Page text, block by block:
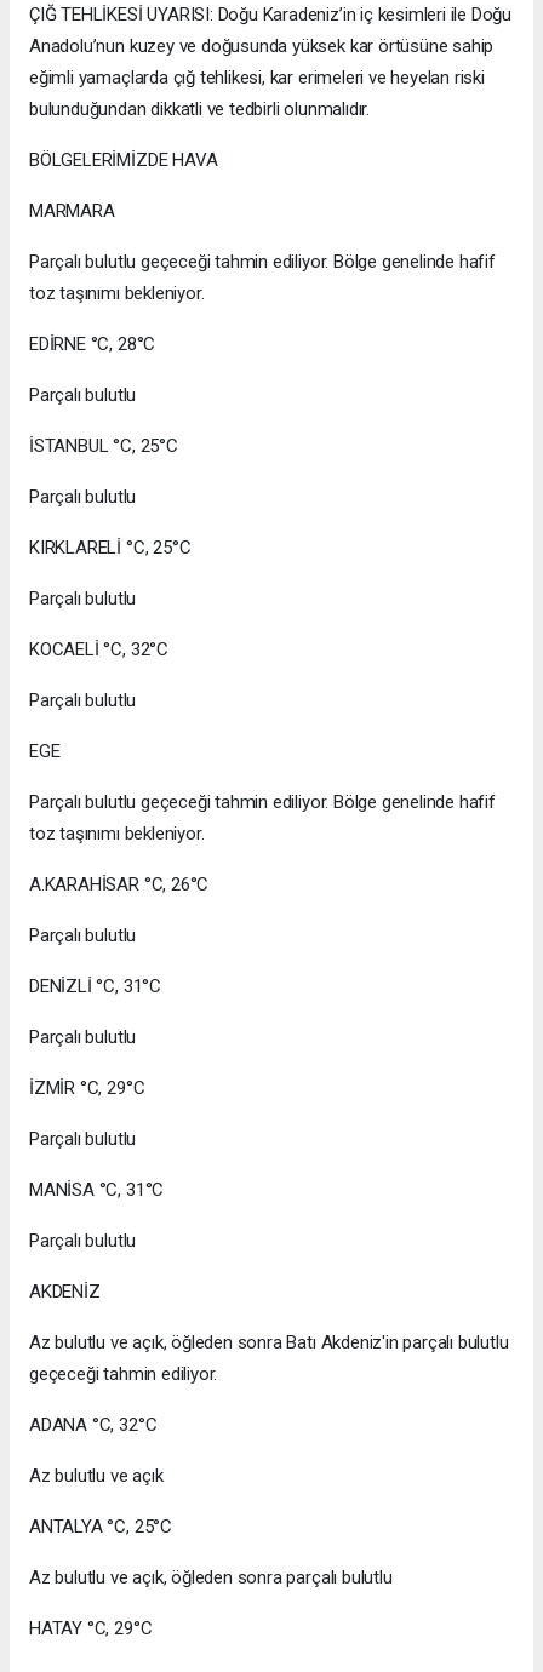
ÇIĞ TEHLİKESİ UYARISI: Doğu Karadeniz’in iç kesimleri ile Doğu
Anadolu’nun kuzey ve doğusunda yüksek kar örtüsüne sahip
eğimli yamaçlarda çığ tehlikesi, kar erimeleri ve heyelan riski
bulunduğundan dikkatli ve tedbirli olunmalıdır.
BÖLGELERİMİZDE HAVA
MARMARA
Parçalı bulutlu geçeceği tahmin ediliyor. Bölge genelinde hafif
toz taşınımı bekleniyor.
EDİRNE °C, 28°C
Parçalı bulutlu
İSTANBUL °C, 25°C
Parçalı bulutlu
KIRKLARELİ °C, 25°C
Parçalı bulutlu
KOCAELİ °C, 32°C
Parçalı bulutlu
EGE
Parçalı bulutlu geçeceği tahmin ediliyor. Bölge genelinde hafif
toz taşınımı bekleniyor.
A.KARAHİSAR °C, 26°C
Parçalı bulutlu
DENİZLİ °C, 31°C
Parçalı bulutlu
İZMİR °C, 29°C
Parçalı bulutlu
MANİSA °C, 31°C
Parçalı bulutlu
AKDENİZ
Az bulutlu ve açık, öğleden sonra Batı Akdeniz'in parçalı bulutlu
geçeceği tahmin ediliyor.
ADANA °C, 32°C
Az bulutlu ve açık
ANTALYA °C, 25°C
Az bulutlu ve açık, öğleden sonra parçalı bulutlu
HATAY °C, 29°C